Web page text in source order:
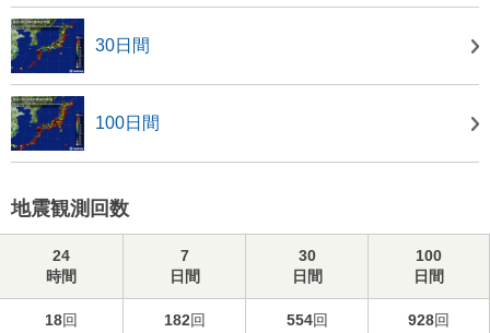
30日間
100日間
地震観測回数
24
時間
7
日間
30
日間
100
日間
18回 182回 554回 928回